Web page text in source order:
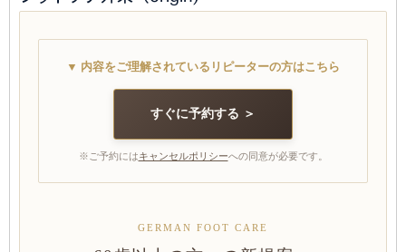
▼ 内容をご理解されているリピーターの方はこちら
すぐに予約する ＞
※ご予約にはキャンセルポリシーへの同意が必要です。
GERMAN FOOT CARE